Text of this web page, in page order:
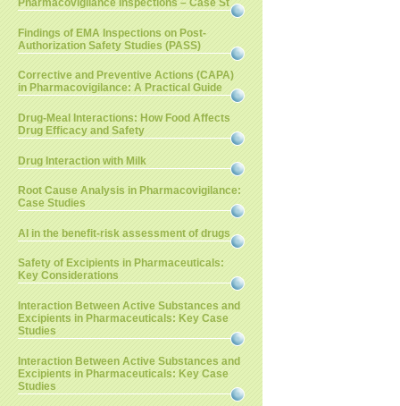
Pharmacovigilance Inspections – Case St
Findings of EMA Inspections on Post-
Authorization Safety Studies (PASS)
Corrective and Preventive Actions (CAPA)
in Pharmacovigilance: A Practical Guide
Drug-Meal Interactions: How Food Affects
Drug Efficacy and Safety
Drug Interaction with Milk
Root Cause Analysis in Pharmacovigilance:
Case Studies
AI in the benefit-risk assessment of drugs
Safety of Excipients in Pharmaceuticals:
Key Considerations
Interaction Between Active Substances and
Excipients in Pharmaceuticals: Key Case
Studies
Interaction Between Active Substances and
Excipients in Pharmaceuticals: Key Case
Studies